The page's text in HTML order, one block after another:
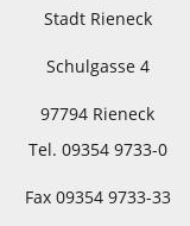
Stadt Rieneck
Schulgasse 4
97794 Rieneck
Tel. 09354 9733-0
Fax 09354 9733-33